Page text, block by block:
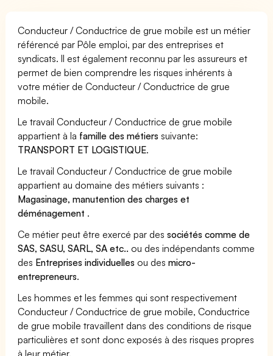
Conducteur / Conductrice de grue mobile est un métier
référencé par Pôle emploi, par des entreprises et
syndicats. Il est également reconnu par les assureurs et
permet de bien comprendre les risques inhérents à
votre métier de Conducteur / Conductrice de grue
mobile.
Le travail Conducteur / Conductrice de grue mobile
appartient à la famille des métiers suivante:
TRANSPORT ET LOGISTIQUE.
Le travail Conducteur / Conductrice de grue mobile
appartient au domaine des métiers suivants :
Magasinage, manutention des charges et
déménagement .
Ce métier peut être exercé par dessociétés comme de
SAS, SASU, SARL, SA etc.. ou des indépendants comme
des Entreprises individuelles ou desmicro-
entrepreneurs.
Les hommes et les femmes qui sont respectivement
Conducteur / Conductrice de grue mobile, Conductrice
de grue mobile travaillent dans des conditions de risque
particulières et sont donc exposés à des risques propres
à leur métier.